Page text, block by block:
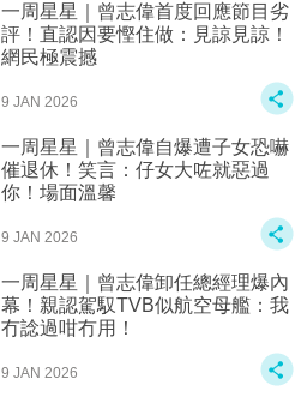
一周星星｜曾志偉首度回應節目劣
評！直認因要慳住做：見諒見諒！
網民極震撼
9 JAN 2026
一周星星｜曾志偉自爆遭子女恐嚇
催退休！笑言：仔女大咗就惡過
你！場面溫馨
9 JAN 2026
一周星星｜曾志偉卸任總經理爆內
幕！親認駕馭TVB似航空母艦：我
冇諗過咁冇用！
9 JAN 2026